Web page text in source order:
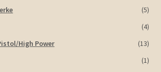
(5)
(4)
High Power
(13)
(1)